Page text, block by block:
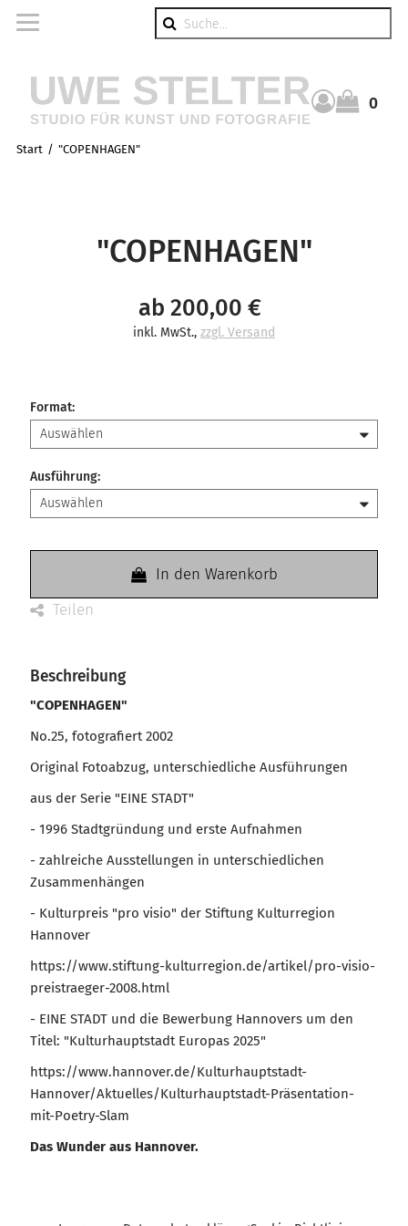
0
Start "COPENHAGEN"
"COPENHAGEN"
ab 200,00 €
inkl. MwSt., zzgl. Versand
Format:
Ausführung:
In den Warenkorb
Teilen
Beschreibung
"COPENHAGEN"
No.25, fotografiert 2002
Original Fotoabzug, unterschiedliche Ausführungen
aus der Serie "EINE STADT"
- 1996 Stadtgründung und erste Aufnahmen
- zahlreiche Ausstellungen in unterschiedlichen
Zusammenhängen
- Kulturpreis "pro visio" der Stiftung Kulturregion
Hannover
https://www.stiftung-kulturregion.de/artikel/pro-visio-
preistraeger-2008.html
- EINE STADT und die Bewerbung Hannovers um den
Titel: "Kulturhauptstadt Europas 2025"
https://www.hannover.de/Kulturhauptstadt-
Hannover/Aktuelles/Kulturhauptstadt-Präsentation-
mit-Poetry-Slam
Das Wunder aus Hannover.